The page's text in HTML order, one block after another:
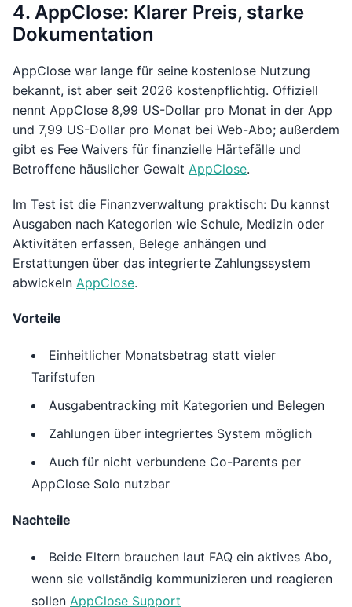
4. AppClose: Klarer Preis, starke
Dokumentation
AppClose war lange für seine kostenlose Nutzung
bekannt, ist aber seit 2026 kostenpflichtig. Offiziell
nennt AppClose 8,99 US-Dollar pro Monat in der App
und 7,99 US-Dollar pro Monat bei Web-Abo; außerdem
gibt es Fee Waivers für finanzielle Härtefälle und
Betroffene häuslicher Gewalt AppClose.
Im Test ist die Finanzverwaltung praktisch: Du kannst
Ausgaben nach Kategorien wie Schule, Medizin oder
Aktivitäten erfassen, Belege anhängen und
Erstattungen über das integrierte Zahlungssystem
abwickeln AppClose.
Vorteile
Einheitlicher Monatsbetrag statt vieler
Tarifstufen
Ausgabentracking mit Kategorien und Belegen
Zahlungen über integriertes System möglich
Auch für nicht verbundene Co-Parents per
AppClose Solo nutzbar
Nachteile
Beide Eltern brauchen laut FAQ ein aktives Abo,
wenn sie vollständig kommunizieren und reagieren
sollen AppClose Support